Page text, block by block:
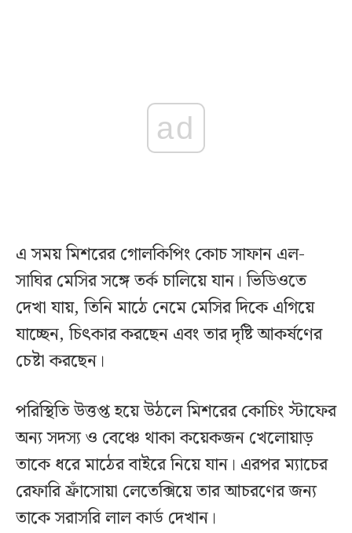
ad
এ সময় মিশরের গোলকিপিং কোচ সাফান এল-
সাঘির মেসির সঙ্গে তর্ক চালিয়ে যান। ভিডিওতে
দেখা যায়, তিনি মাঠে নেমে মেসির দিকে এগিয়ে
যাচ্ছেন, চিৎকার করছেন এবং তার দৃষ্টি আকর্ষণের
চেষ্টা করছেন।
পরিস্থিতি উত্তপ্ত হয়ে উঠলে মিশরের কোচিং স্টাফের
অন্য সদস্য ও বেঞ্চে থাকা কয়েকজন খেলোয়াড়
তাকে ধরে মাঠের বাইরে নিয়ে যান। এরপর ম্যাচের
রেফারি ফ্রাঁসোয়া লেতেক্সিয়ে তার আচরণের জন্য
তাকে সরাসরি লাল কার্ড দেখান।